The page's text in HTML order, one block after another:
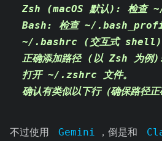
Zsh (macOS 默认): 检查
Bash: 检查 ~/
~/.bashrc (交互式 shell)
正确添加路径 (以 Zsh 为例
打开 ~/.zshrc 文件。
确认有类似以下行（确保路径
不过使用 Gemini ，倒是和